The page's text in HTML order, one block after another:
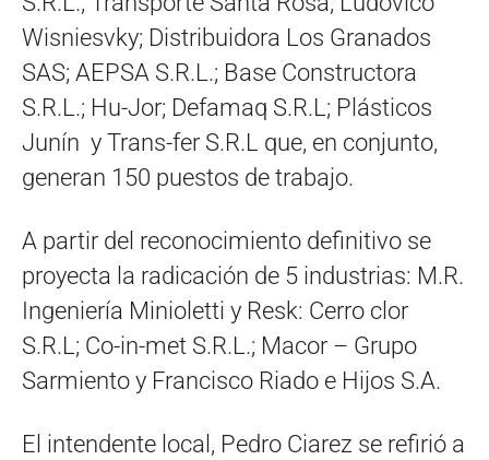
Wisniesvky; Distribuidora Los Granados
SAS; AEPSA S.R.L.; Base Constructora
S.R.L.; Hu-Jor; Defamaq S.R.L; Plásticos
Junín y Trans-fer S.R.L que, en conjunto,
generan 150 puestos de trabajo.
A partir del reconocimiento definitivo se
proyecta la radicación de 5 industrias: M.R.
Ingeniería Minioletti y Resk: Cerro clor
S.R.L; Co-in-met S.R.L.; Macor – Grupo
Sarmiento y Francisco Riado e Hijos S.A.
El intendente local, Pedro Ciarez se refirió a